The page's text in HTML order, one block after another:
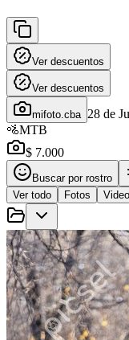
Ver descuentos
Ver descuentos
mifoto.cba 28 de
🚵MTB
$ 7.000
Buscar por rostro
Ver todo
Fotos